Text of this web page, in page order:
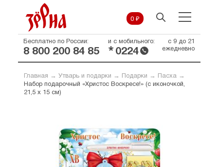
0 ₽
Бесплатно по России:
8 800 200 84 85
и с мобильного:
* 0224
с 9 до 21
ежедневно
Главная → Утварь и подарки → Подарки → Пасха→
Набор подарочный «Христос Воскресе!» (с иконочкой,
21,5 х 15 см)